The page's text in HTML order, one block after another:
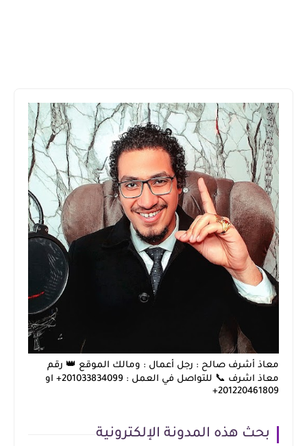
معاذ أشرف صالح : رجل أعمال : ومالك الموقع 👑 رقم
معاذ اشرف 📞 للتواصل في العمل : 201033834099+ او
201220461809+
بحث هذه المدونة الإلكترونية